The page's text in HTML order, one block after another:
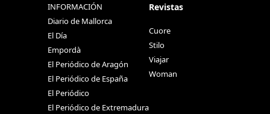
INFORMACIÓN
Diario de Mallorca
El Día
Empordà
El Periódico de Aragón
El Periódico de España
El Periódico
El Periódico de Extremadura
Revistas
Cuore
Stilo
Viajar
Woman